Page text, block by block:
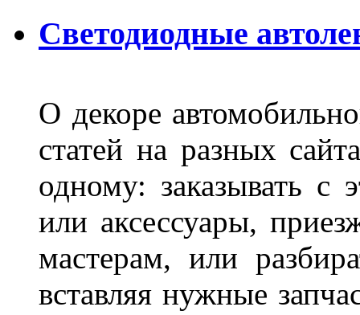
Светодиодные
О декоре
статей на разных
одному: заказывать с
или аксессуары,
мастерам, или
вставляя нужные